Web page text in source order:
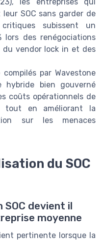
les entreprises qui
SOC sans garder de
subissent un
des renégociations
vendor lock in et des
compilés par Wavestone
hybride bien gouverné
coûts opérationnels de
tout en améliorant la
sur les menaces
du SOC
SOC devient il
moyenne
pertinente lorsque la